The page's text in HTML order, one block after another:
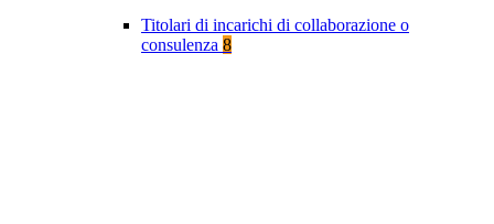
Titolari di incarichi di collaborazione o
consulenza 8